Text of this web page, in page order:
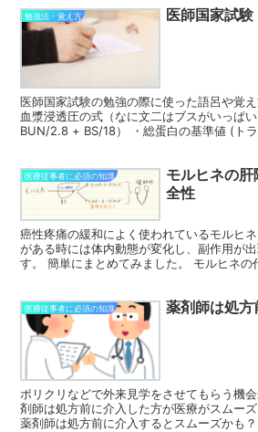
勉強法・覚え方 医師国家試
医師国家試験の勉強の際に使った語呂や覚
血漿浸透圧の式（なに文二はブスがいっぱ
BUN/2.8 + BS/18） ・総蛋白の基準値 (ト
医療従事者に必須の知識
モルヒネの
全性
癌性疼痛の緩和によく使われているモルヒ
がある時には体内動態が変化し、副作用が
す。 簡単にまとめてみました。 モルヒネの
医療従事者に必須の知識 薬剤師は処方
ポリクリなどで外来見学をさせてもらう機
剤師は処方前に介入した方が医療がスムーズ
薬剤師は処方前に介入するとスムーズかも